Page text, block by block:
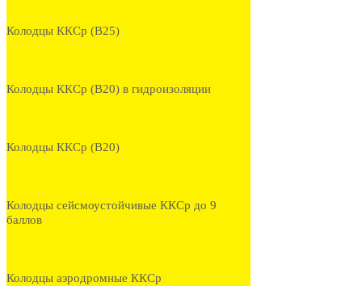
Колодцы ККСр (В25)
Колодцы ККСр (В20) в гидроизоляции
Колодцы ККСр (В20)
Колодцы сейсмоустойчивые ККСр до 9
баллов
Колодцы аэродромные ККСр